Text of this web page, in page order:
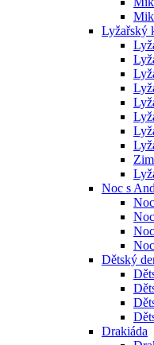
Lyžařský
Noc s
Dětský
Drakiáda